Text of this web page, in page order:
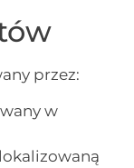
przez:
w